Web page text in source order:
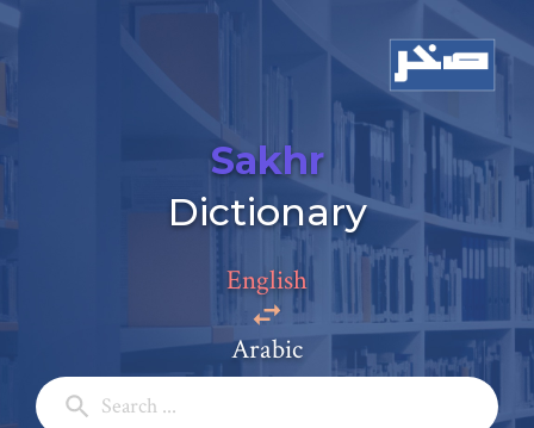
Sakhr
Dictionary
English
Arabic
Add a comment
Full Name: *